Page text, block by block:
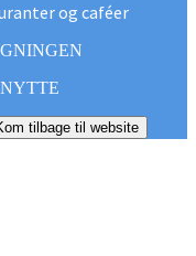
og caféer
tilbage til website